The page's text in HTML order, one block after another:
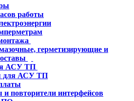
работы
герметизирующие и
АСУ ТП
для АСУ ТП
и повторители интерфейсов